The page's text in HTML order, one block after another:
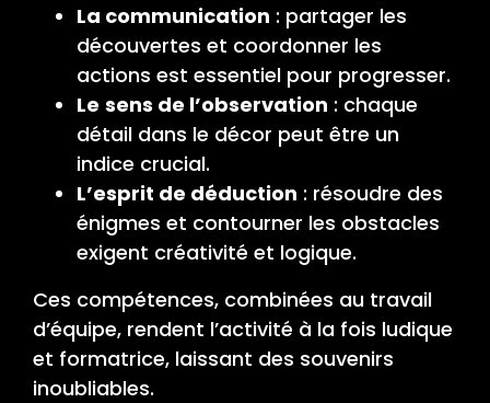
La communication : partager les
découvertes et coordonner les
actions est essentiel pour progresser.
Le sens de l’observation : chaque
détail dans le décor peut être un
indice crucial.
L’esprit de déduction : résoudre des
énigmes et contourner les obstacles
exigent créativité et logique.
Ces compétences, combinées au travail
d’équipe, rendent l’activité à la fois ludique
et formatrice, laissant des souvenirs
inoubliables.